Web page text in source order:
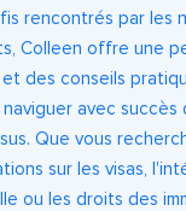
rencontrés par les
Colleen offre une
des conseils
avec succès
Que vous
sur les visas,
ou les droits des